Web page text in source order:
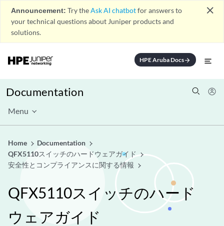
Announcement: Try theAsk AI chatbotfor answers to
your technical questions about Juniper products and
solutions.
close
HPE Aruba Docsarrow_forward
Documentation
Menu
Home
Documentation
QFX5110スイッチのハードウェアガイド
安全性とコンプライアンスに関する情報
QFX5110スイッチのハード
ウェアガイド